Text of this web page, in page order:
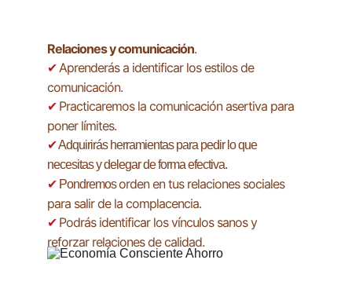
Relaciones y comunicación.
✔ Aprenderás a identificar los estilos de
comunicación.
✔ Practicaremos la comunicación asertiva para
poner límites.
✔ Adquirirás herramientas para pedir lo que
necesitas y delegar de forma efectiva.
✔ Pondremos orden en tus relaciones sociales
para salir de la complacencia.
✔ Podrás identificar los vínculos sanos y
reforzar relaciones de calidad.